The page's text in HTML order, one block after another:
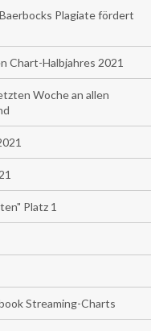
Plagiate fördert
Chart-Halbjahres 2021
Woche an allen
Platz 1
Streaming-Charts